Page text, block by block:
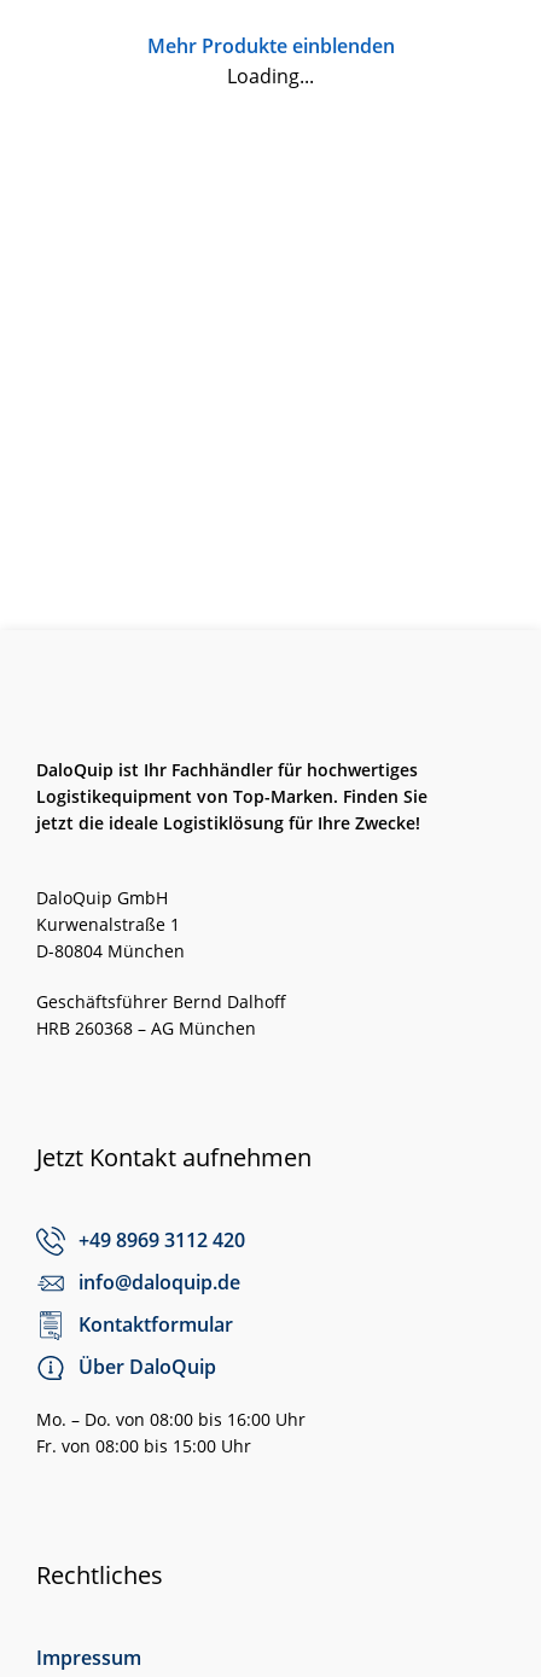
Mehr Produkte einblenden
Loading...
DaloQuip ist Ihr Fachhändler für hochwertiges
Logistikequipment von Top-Marken. Finden Sie
jetzt die ideale Logistiklösung für Ihre Zwecke!
DaloQuip GmbH
Kurwenalstraße 1
D-80804 München
Geschäftsführer Bernd Dalhoff
HRB 260368 – AG München
Jetzt Kontakt aufnehmen
+49 8969 3112 420
info@daloquip.de
Kontaktformular
Über DaloQuip
Mo. – Do. von 08:00 bis 16:00 Uhr
Fr. von 08:00 bis 15:00 Uhr
Rechtliches
Impressum